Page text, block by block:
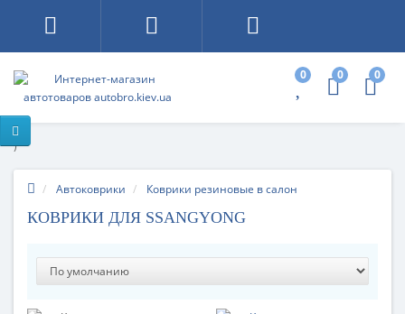
0 0 0
)
Автоковрики Коврики резиновые в салон
КОВРИКИ ДЛЯ SSANGYONG